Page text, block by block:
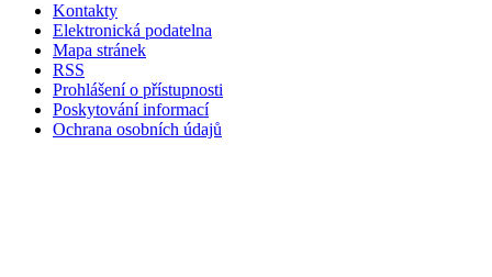
Kontakty
Elektronická podatelna
Mapa stránek
RSS
Prohlášení o přístupnosti
Poskytování informací
Ochrana osobních údajů